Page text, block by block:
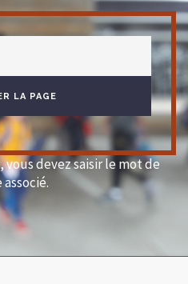
devez saisir le mot de
associé.